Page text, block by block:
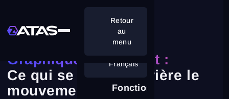
Fonctionnalités
Français
Retour
au
menu
Graphiques Footprint :
Ce qui se cache derrière le
mouvement des prix